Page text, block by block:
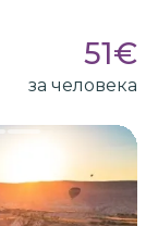
51€
за человека